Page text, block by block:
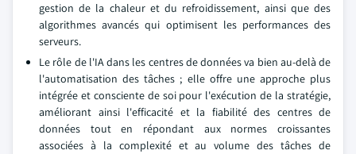
gestion de la chaleur et du refroidissement, ainsi que des
algorithmes avancés qui optimisent les performances des
serveurs.
Le rôle de l'IA dans les centres de données va bien au-delà de
l'automatisation des tâches ; elle offre une approche plus
intégrée et consciente de soi pour l'exécution de la stratégie,
améliorant ainsi l'efficacité et la fiabilité des centres de
données tout en répondant aux normes croissantes
associées à la complexité et au volume des tâches de